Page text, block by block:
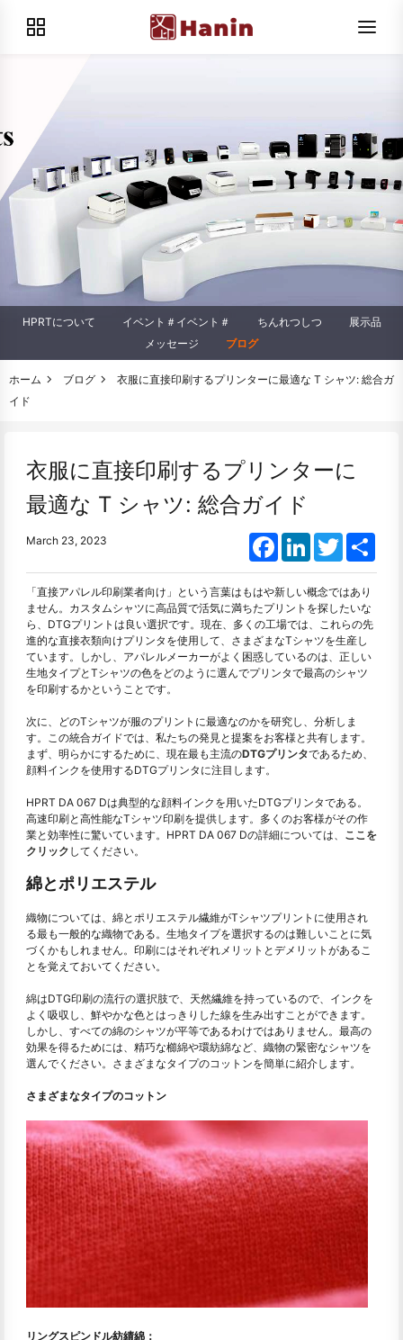
HPRTについて イベント＃イベント＃ ちんれつしつ
展示品
メッセージ
ブログ
ホーム ブログ
衣服に直接印刷するプリンターに最適な T シャツ: 総合ガ
イド
衣服に直接印刷するプリンターに
最適な T シャツ: 総合ガイド
March 23, 2023 FacebookLinkedInTwitter
「直接アパレル印刷業者向け」という言葉はもはや新しい概念ではあり
ません。カスタムシャツに高品質で活気に満ちたプリントを探したいな
ら、DTGプリントは良い選択です。現在、多くの工場では、これらの先
進的な直接衣類向けプリンタを使用して、さまざまなTシャツを生産し
ています。しかし、アパレルメーカーがよく困惑しているのは、正しい
生地タイプとTシャツの色をどのように選んでプリンタで最高のシャツ
を印刷するかということです。
次に、どのTシャツが服のプリントに最適なのかを研究し、分析しま
す。この統合ガイドでは、私たちの発見と提案をお客様と共有します。
まず、明らかにするために、現在最も主流のDTGプリンタであるため、
顔料インクを使用するDTGプリンタに注目します。
HPRT DA 067 Dは典型的な顔料インクを用いたDTGプリンタである。
高速印刷と高性能なTシャツ印刷を提供します。多くのお客様がその作
業と効率性に驚いています。HPRT DA 067 Dの詳細については、 ここを
クリック してください。
綿とポリエステル
織物については、綿とポリエステル繊維がTシャツプリントに使用され
る最も一般的な織物である。生地タイプを選択するのは難しいことに気
づくかもしれません。印刷にはそれぞれメリットとデメリットがあるこ
とを覚えておいてください。
綿はDTG印刷の流行の選択肢で、天然繊維を持っているので、インクを
よく吸収し、鮮やかな色とはっきりした線を生み出すことができます。
しかし、すべての綿のシャツが平等であるわけではありません。最高の
効果を得るためには、精巧な櫛綿や環紡綿など、織物の緊密なシャツを
選んでください。さまざまなタイプのコットンを簡単に紹介します。
さまざまなタイプのコットン
リングスピンドル紡績綿：